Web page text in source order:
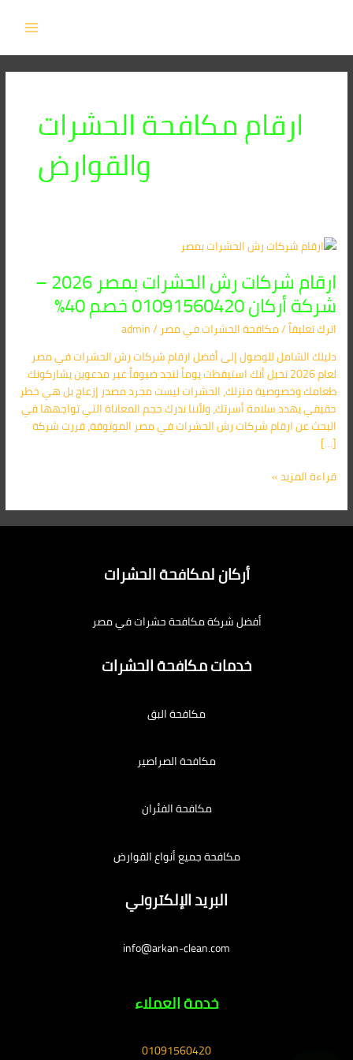
ارقام مكافحة الحشرات
والقوارض
ارقام شركات رش الحشرات بمصر 2026 –
شركة أركان 01091560420 خصم 40%
اترك تعليقاً/مكافحة الحشرات في مصر/
admin
دليلك الشامل للوصول إلى أفضل ارقام شركات رش الحشرات في مصر
لعام 2026 تخيل أنك استيقظت يوماً لتجد ضيوفاً غير مدعوين يشاركونك
طعامك وخصوصية منزلك، الحشرات ليست مجرد مصدر إزعاج بل هي خطر
حقيقي يهدد سلامة أسرتك، ولأننا ندرك حجم المعاناة التي تواجهها في
البحث عن ارقام شركات رش الحشرات في مصر الموثوقة، قررت شركة
[…]
ارقام
رش
الحشرات
بمصر
2026
–
شركة
أركان
01091560420
خصم
40%
قراءة المزيد »
أركان لمكافحة الحشرات
أفضل شركة مكافحة حشرات في مصر
خدمات مكافحة الحشرات
مكافحة البق
مكافحة الصراصير
مكافحة الفئران
مكافحة جميع أنواع القوارض
البريد الإلكتروني
info@arkan-clean.com
خدمة العملاء
01091560420